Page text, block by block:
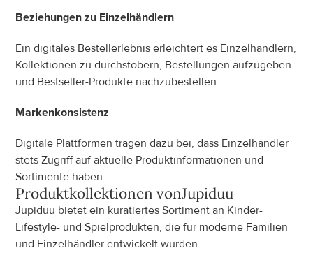
Beziehungen zu Einzelhändlern
Ein digitales Bestellerlebnis erleichtert es Einzelhändlern,
Kollektionen zu durchstöbern, Bestellungen aufzugeben
und Bestseller-Produkte nachzubestellen.
Markenkonsistenz
Digitale Plattformen tragen dazu bei, dass Einzelhändler
stets Zugriff auf aktuelle Produktinformationen und
Sortimente haben.
Produktkollektionen vonJupiduu
Jupiduu bietet ein kuratiertes Sortiment an Kinder-
Lifestyle- und Spielprodukten, die für moderne Familien
und Einzelhändler entwickelt wurden.